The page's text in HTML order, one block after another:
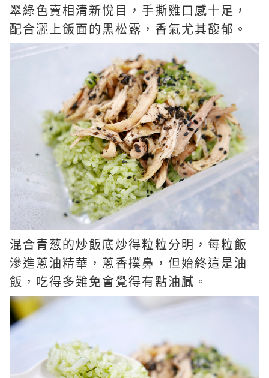
翠綠色賣相清新悅目，手撕雞口感十足，
配合灑上飯面的黑松露，香氣尤其馥郁。
混合青葱的炒飯底炒得粒粒分明，每粒飯
滲進蔥油精華，蔥香撲鼻，但始終這是油
飯，吃得多難免會覺得有點油膩。